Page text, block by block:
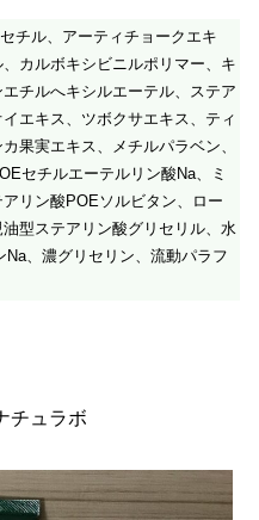
チル、アーティチョークエキ
カルボキシビニルポリマー、キ
チルへキシルエーテル、ステア
エキス、ツボクサエキス、ティ
果実エキス、メチルパラベン、
セチルエーテルリン酸Na、ミ
リン酸POEソルビタン、ロー
型ステアリン酸グリセリル、水
、濃グリセリン、流動パラフ
チュラボ